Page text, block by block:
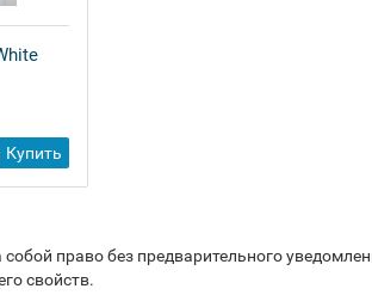
Купить
собой право без предварительного
свойств.